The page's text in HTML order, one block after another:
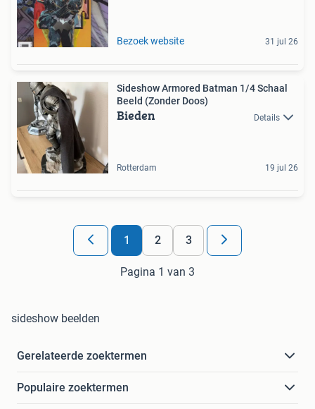
Bezoek website 31 jul 26
Sideshow Armored Batman 1/4 Schaal
Beeld (Zonder Doos)
Bieden Details
Rotterdam 19 jul 26
1 2 3
Pagina 1 van 3
sideshow beelden
Gerelateerde zoektermen
Populaire zoektermen